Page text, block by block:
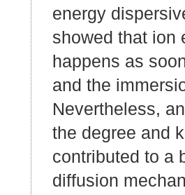
energy
showed that ion
happens as
and the
Nevertheless,
the degree and
contributed to a
diffusion